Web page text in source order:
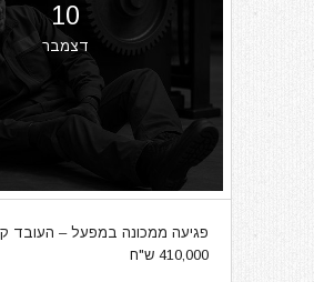
10
דצמבר
פגיעה ממכונה במפעל – העובד
410,000 ש"ח